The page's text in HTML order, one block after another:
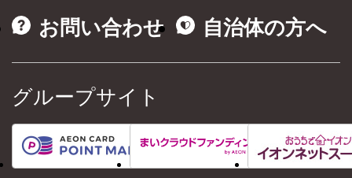
お問い合わせ
自治体の方へ
グループサイト